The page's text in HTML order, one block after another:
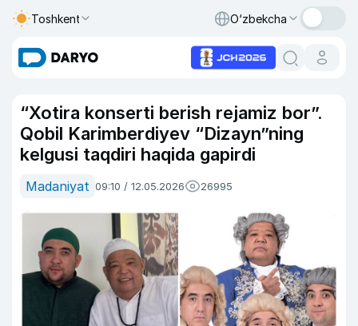
Toshkent O‘zbekcha
“Xotira konserti berish rejamiz bor”.
Qobil Karimberdiyev “Dizayn”ning
kelgusi taqdiri haqida gapirdi
Madaniyat 09:10 / 12.05.2026 26995